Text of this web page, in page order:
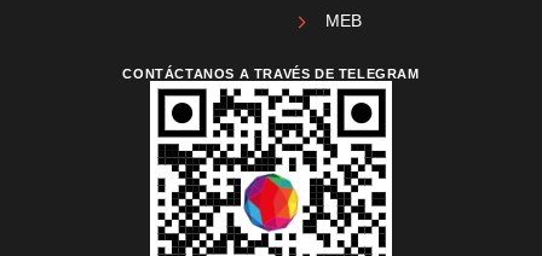
MEB
CONTÁCTANOS A TRAVÉS DE TELEGRAM